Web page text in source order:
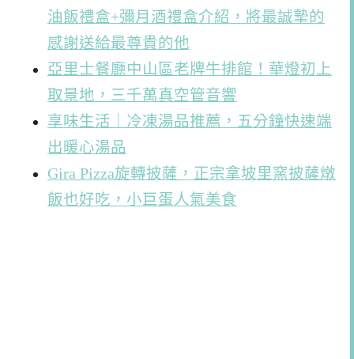
油飯禮盒+彌月酒禮盒介紹，將最誠摯的
感謝送給最尊貴的他
亞里士餐廳中山區老牌牛排館！華燈初上
取景地，三千萬真空管音響
享味生活｜冷凍湯品推薦，五分鐘快速端
出暖心湯品
Gira Pizza旋轉披薩，正宗拿坡里窯披薩燉
飯也好吃，小巨蛋人氣美食